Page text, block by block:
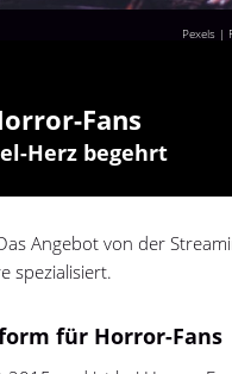
Pexels |
Fans
Herz begehrt
Angebot von der
spezialisiert.
für Horror-Fans